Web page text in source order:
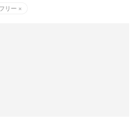
フリー ×